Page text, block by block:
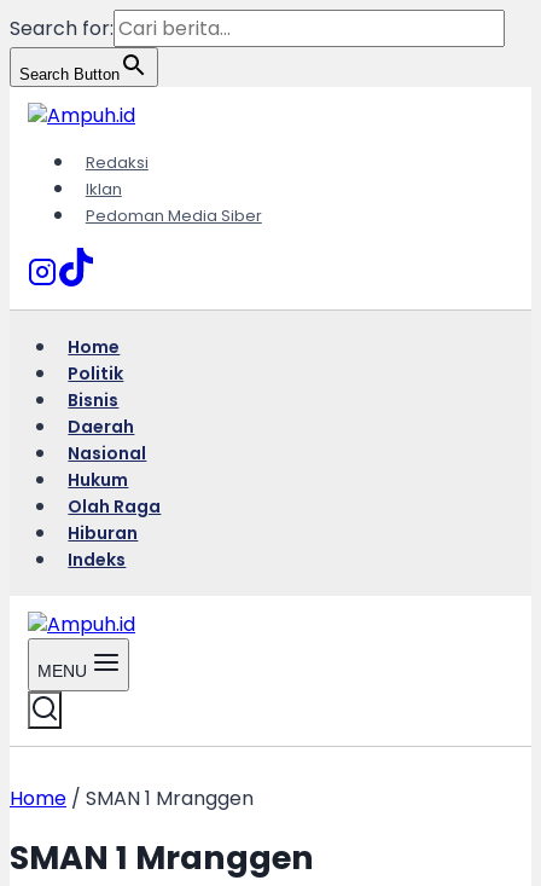
Search for:
Search Button
Skip
to
content
Redaksi
Iklan
Pedoman Media Siber
Home
Politik
Bisnis
Daerah
Nasional
Hukum
Olah Raga
Hiburan
Indeks
MENU
Home / SMAN 1 Mranggen
SMAN 1 Mranggen